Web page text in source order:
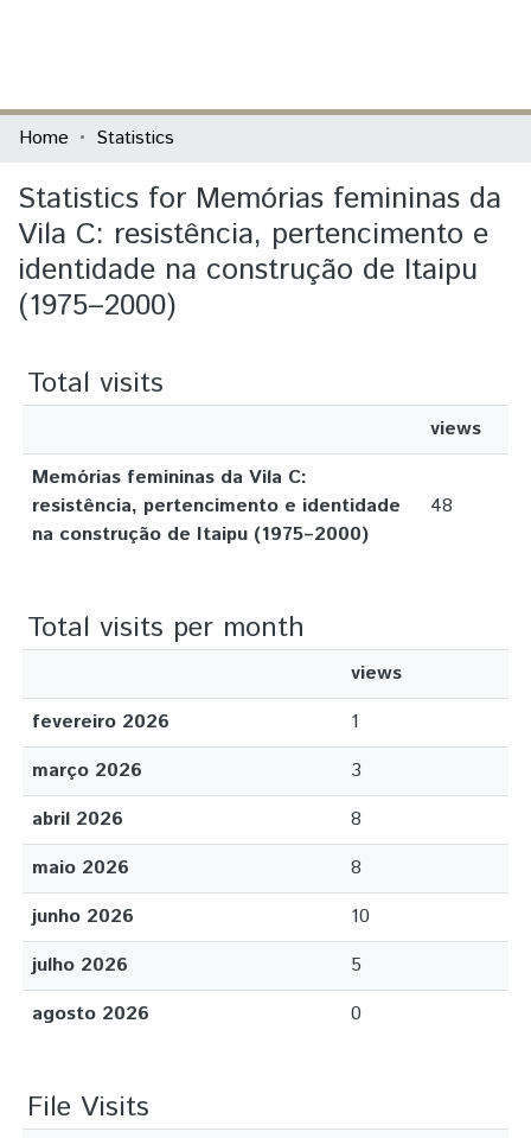
Communities & Collections
All of DSpace
Home Statistics
Statistics for Memórias femininas da
Vila C: resistência, pertencimento e
identidade na construção de Itaipu
(1975–2000)
Total visits
views
Memórias femininas da Vila C:
resistência, pertencimento e identidade
na construção de Itaipu (1975–2000)
48
Total visits per month
views
fevereiro 2026
1
março 2026
3
abril 2026
8
maio 2026
8
junho 2026
10
julho 2026
5
agosto 2026
0
File Visits